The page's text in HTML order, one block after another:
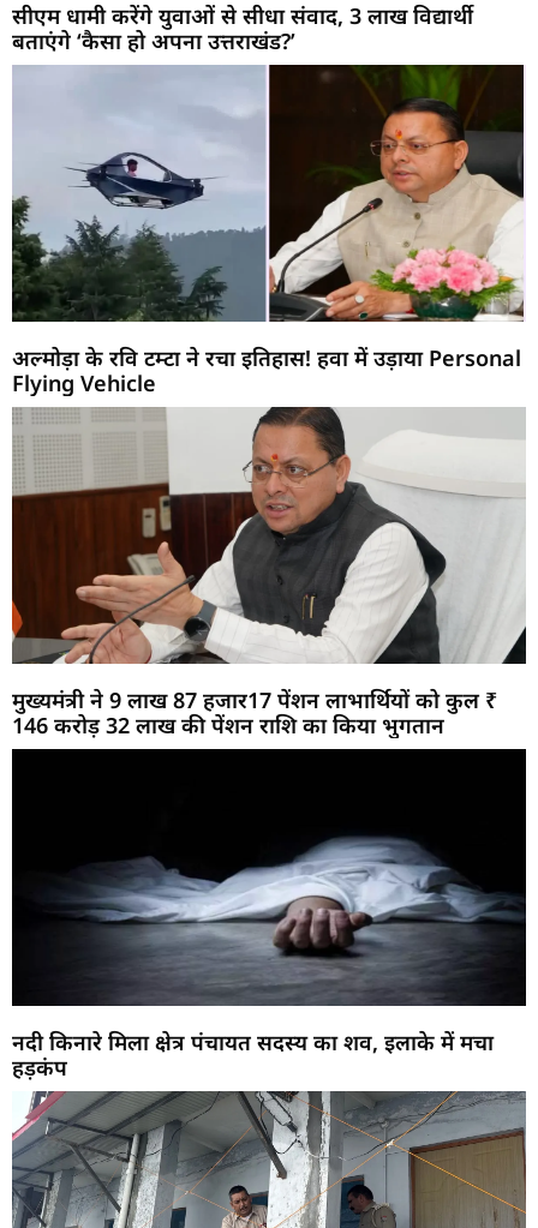
सीएम धामी करेंगे युवाओं से सीधा संवाद, 3 लाख विद्यार्थी
बताएंगे ‘कैसा हो अपना उत्तराखंड?’
अल्मोड़ा के रवि टम्टा ने रचा इतिहास! हवा में उड़ाया Personal
Flying Vehicle
मुख्यमंत्री ने 9 लाख 87 हजार17 पेंशन लाभार्थियों को कुल ₹
146 करोड़ 32 लाख की पेंशन राशि का किया भुगतान
नदी किनारे मिला क्षेत्र पंचायत सदस्य का शव, इलाके में मचा
हड़कंप